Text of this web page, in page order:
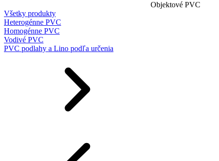
Objektové PVC
Všetky produkty
Heterogénne PVC
Homogénne PVC
Vodivé PVC
PVC podlahy a Lino podľa určenia